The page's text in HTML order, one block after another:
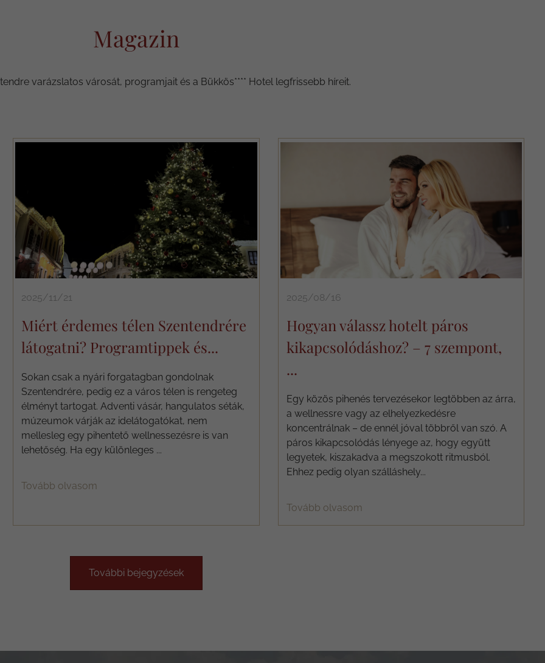
Magazin
varázslatos városát, programjait és a Bükkös**** Hotel legfrissebb híreit.
2025/11/21
Miért érdemes télen Szentendrére
látogatni? Programtippek és...
Sokan csak a nyári forgatagban gondolnak
Szentendrére, pedig ez a város télen is rengeteg
élményt tartogat. Adventi vásár, hangulatos séták,
múzeumok várják az idelátogatókat, nem
mellesleg egy pihentető wellnessezésre is van
lehetőség. Ha egy különleges ...
Tovább olvasom
2025/08/16
Hogyan válassz hotelt páros
kikapcsolódáshoz? – 7 szempont,
...
Egy közös pihenés tervezésekor legtöbben az árra,
a wellnessre vagy az elhelyezkedésre
koncentrálnak – de ennél jóval többről van szó. A
páros kikapcsolódás lényege az, hogy együtt
legyetek, kiszakadva a megszokott ritmusból.
Ehhez pedig olyan szálláshely...
Tovább olvasom
További bejegyzések